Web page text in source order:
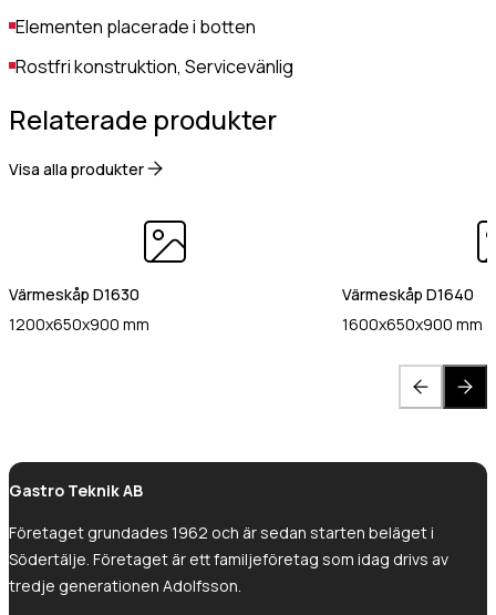
Elementen placerade i botten
Rostfri konstruktion, Servicevänlig
Relaterade produkter
Visa alla produkter
Värmeskåp D1630
1200x650x900 mm
Värmeskåp D1640
1600x650x900 mm
Gastro Teknik AB
Företaget grundades 1962 och är sedan starten beläget i
Södertälje. Företaget är ett familjeföretag som idag drivs av
tredje generationen Adolfsson.
(Obligatoriskt)
Tekniks